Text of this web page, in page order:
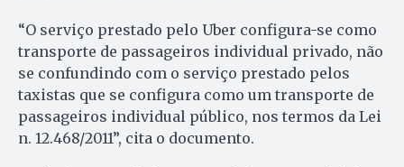
“O serviço prestado pelo Uber configura-se como
transporte de passageiros individual privado, não
se confundindo com o serviço prestado pelos
taxistas que se configura como um transporte de
passageiros individual público, nos termos da Lei
n. 12.468/2011”, cita o documento.